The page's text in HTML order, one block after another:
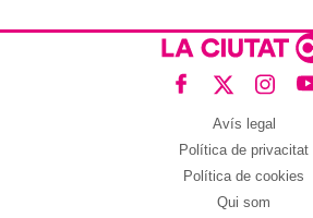
Avís legal
Política de privacitat
Política de cookies
Qui som